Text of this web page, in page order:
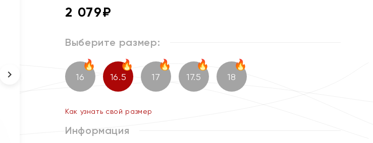
2 079₽
Выберите размер:
16 16.5 17 17.5 18
Как узнать свой размер
Информация